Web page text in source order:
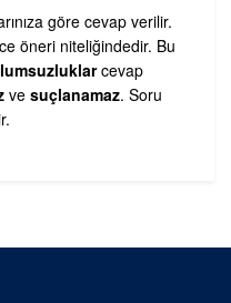
göre cevap verilir.
öneri niteliğindedir. Bu
cevap
ve suçlanamaz. Soru